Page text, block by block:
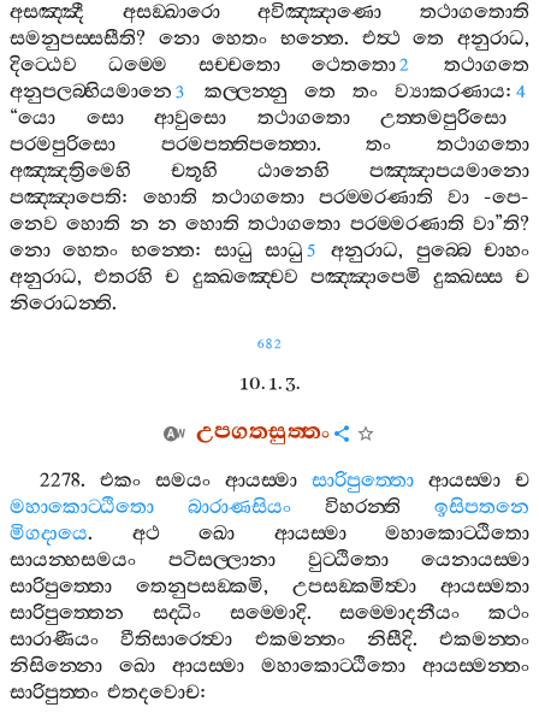
අසඤ‍්ඤී
අසඞ‍්ඛාරො අවිඤ‍්ඤාණො
තථාගතොති
සමනුපස‍්සසීති? නො හෙතං භන‍්තෙ. එත්‍ථ තෙ අනුරාධ,
දිට‍්ඨෙව
ධම‍්මෙ සච‍්චතො ථෙතතො2
තථාගතෙ
අනුපලබ‍්භියමානෙ 3 කල‍්ලන‍්නු තෙ තං ව්‍යාකරණාය: 4
“යො සො ආවුසො තථාගතො
උත‍්තමපුරිසො
පරමපුරිසො
පරමපත‍්තිපත‍්තො.තං
තථාගතො
අඤ‍්ඤත්‍රිමෙහි
චතූහි ඨානෙහි
පඤ‍්ඤාපයමානො
පඤ‍්ඤාපෙති: හොති තථාගතො පරම‍්මරණාති වා -පෙ-
නෙව හොති න න හොති තථාගතො පරම‍්මරණාති වා”ති?
නො හෙතං භන‍්තෙ: සාධු සාධු 5 අනුරාධ, පුබ‍්බෙ චාහං
අනුරාධ,එතරහි ච දුක‍්ඛඤ‍්චෙව පඤ‍්ඤාපෙමි දුක‍්ඛස‍්ස ච
නිරොධන‍්ති.
682
10. 1. 3.
උපගතසුත‍්තං
2278. එකං සමයං ආයස‍්මා සාරිපුත‍්තො ආයස‍්මා
ච
මහාකොට‍්ඨිතො
බාරාණසියං විහරන‍්ති
ඉසිපතනෙ
මිගදායෙ. අථ ඛො ආයස‍්මා
මහාකොට‍්ඨිතො
සායන‍්හසමයං
පටිසල‍්ලානා වුට‍්ඨිතො
යෙනායස‍්මා
සාරිපුත‍්තො
තෙනුපසඞ‍්කමි, උපසඞ‍්කමිත්‍වා
ආයස‍්මතා
සාරිපුත‍්තෙන
සද‍්ධිං සම‍්මොදි.සම‍්මොදනීයං
කථං
සාරාණීයං
වීතිසාරෙත්‍වා එකමන‍්තං නිසීදි. එකමන‍්තං
නිසින‍්නො
ඛො ආයස‍්මා මහාකොට‍්ඨිතො
ආයස‍්මන‍්තං
සාරිපුත‍්තං එතදවොච: